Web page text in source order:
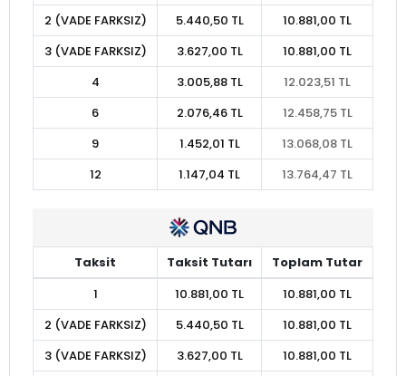
2 (VADE FARKSIZ) 5.440,50 TL
10.881,00 TL
3 (VADE FARKSIZ)
3.627,00 TL
10.881,00 TL
4
3.005,88 TL
12.023,51 TL
6
2.076,46 TL
12.458,75 TL
9
1.452,01 TL
13.068,08 TL
12
1.147,04 TL 13.764,47 TL
Taksit Taksit Tutarı
Toplam Tutar
1
10.881,00 TL
10.881,00 TL
2 (VADE FARKSIZ)
5.440,50 TL
10.881,00 TL
3 (VADE FARKSIZ)
3.627,00 TL
10.881,00 TL